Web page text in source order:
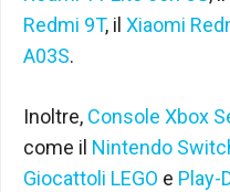
Redmi 9T, il Xiaomi
A03S.
Inoltre, Console Xbox
come il Nintendo
Giocattoli LEGO e Play-